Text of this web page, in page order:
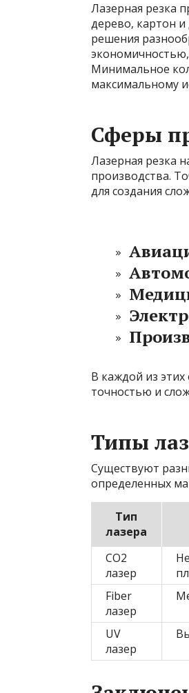
Лазерная резка
дерево, картон
решения
Минимальное
максимальному
Сферы
Лазерная резка
производства.
для создания
В каждой из этих
точностью и
Типы
Существуют
определенных
Тип
лазера
CO2
лазер
Fiber
лазер
UV
лазер